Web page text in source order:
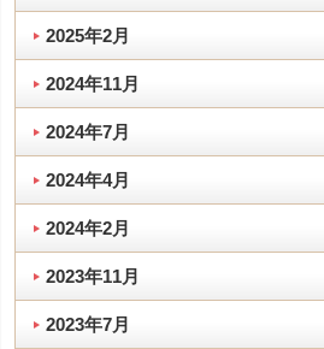
2025年2月
2024年11月
2024年7月
2024年4月
2024年2月
2023年11月
2023年7月